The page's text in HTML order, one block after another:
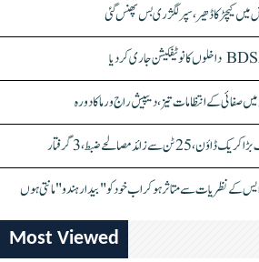
کیچڑ کا ڈھیر، سپر لگژری بس پھنس گئی
صفائی کے انتظامات تیز، دیپیش راج ورما کا دورہ
مصالحے ضبط، 3 گرفتار
کے نظریات سے متاثر ہو کر اب خود کو "بیدار ہندو" مانتی ہوں
Most Viewed